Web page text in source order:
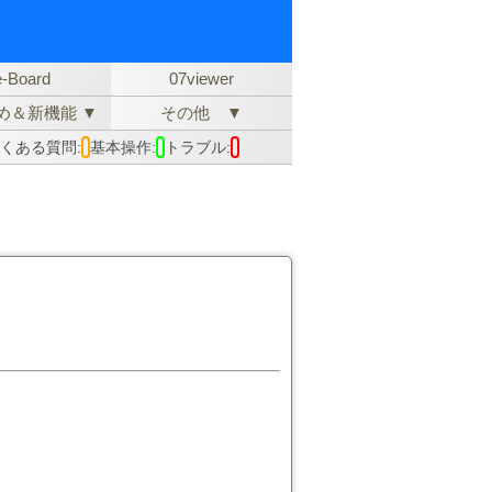
Board
07viewer
＆新機能 ▼
その他 ▼
ある質問: 基本操作: トラブル: